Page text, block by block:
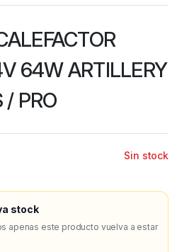
64W ARTILLERY
/ PRO
Sin stock
stock
apenas este producto vuelva a estar